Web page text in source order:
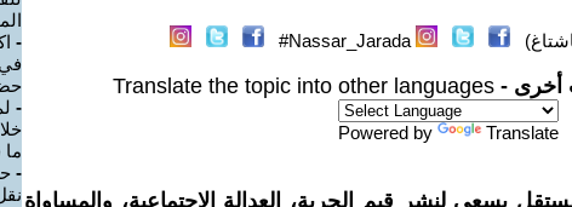
Nassar_Jarada#
أخرى - Translate the topic into other languages
Powered by Translate
يسعى لنشر قيم الحرية، العدالة الاجتماعية، والمساواة
-
-
-